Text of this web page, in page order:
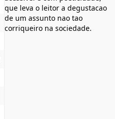
que leva o leitor a degustacao
de um assunto nao tao
corriqueiro na sociedade.